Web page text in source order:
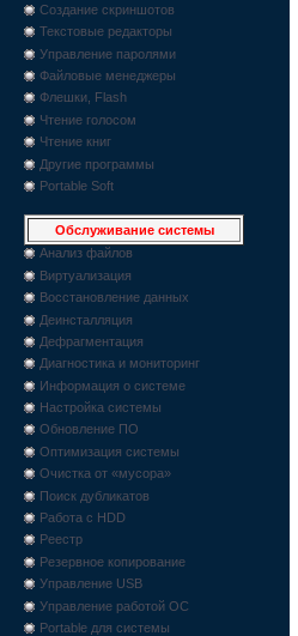
Создание скриншотов
Текстовые редакторы
Управление паролями
Файловые менеджеры
Флешки, Flash
Чтение голосом
Чтение книг
Другие программы
Portable Soft
Обслуживание системы
Анализ файлов
Виртуализация
Восстановление данных
Деинсталляция
Дефрагментация
Диагностика и мониторинг
Информация о системе
Настройка системы
Обновление ПО
Оптимизация системы
Очистка от «мусора»
Поиск дубликатов
Работа с HDD
Реестр
Резервное копирование
Управление USB
Управление работой ОС
Portable для системы